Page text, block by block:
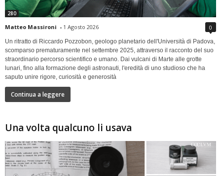
280
Matteo Massironi - 1 Agosto 2026 0
Un ritratto di Riccardo Pozzobon, geologo planetario dell'Università di Padova,
scomparso prematuramente nel settembre 2025, attraverso il racconto del suo
straordinario percorso scientifico e umano. Dai vulcani di Marte alle grotte
lunari, fino alla formazione degli astronauti, l'eredità di uno studioso che ha
saputo unire rigore, curiosità e generosità
Continua a leggere
Una volta qualcuno li usava